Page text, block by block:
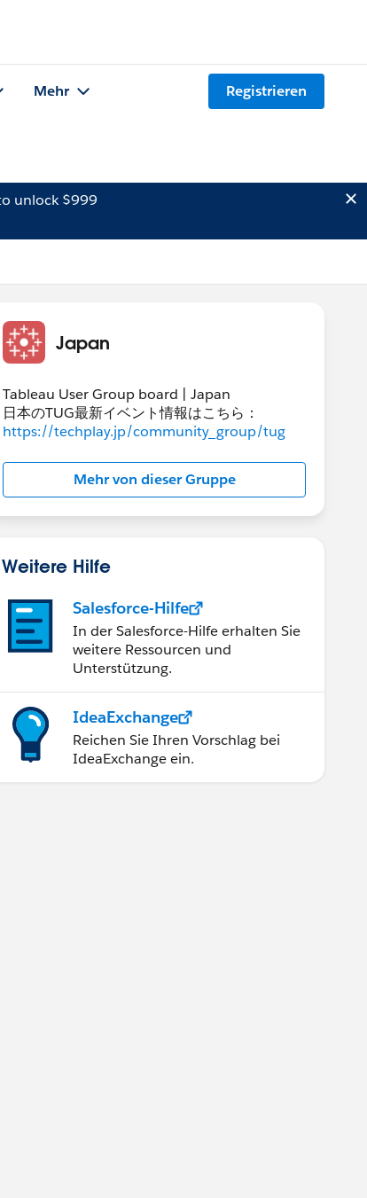
Mehr Registrieren
unlock $999
Japan
Tableau User Group board | Japan
日本のTUG最新イベント情報はこちら：
https://techplay.jp/community_group/tug
Mehr von dieser Gruppe
Weitere Hilfe
Salesforce-Hilfe
In der Salesforce-Hilfe erhalten Sie
weitere Ressourcen und
Unterstützung.
IdeaExchange
Reichen Sie Ihren Vorschlag bei
IdeaExchange ein.